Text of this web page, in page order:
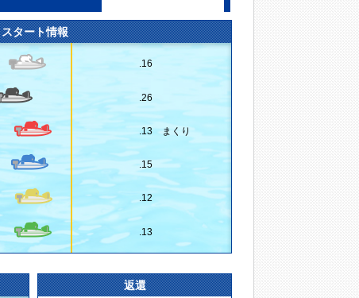
スタート情報
.16
.26
.13 まくり
.15
.12
.13
返還